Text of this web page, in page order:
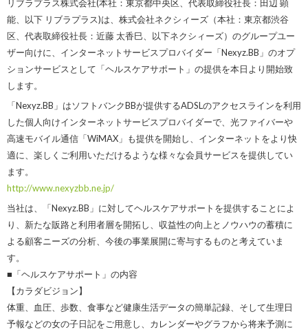
リブラプラス株式会社(本社：東京都中央区、代表取締役社長：田辺 顕
能、以下 リブラプラス)は、株式会社ネクシィーズ（本社：東京都渋谷
区、代表取締役社長：近藤 太香巳、以下ネクシィーズ）のグループユー
ザー向けに、インターネットサービスプロバイダー「Nexyz.BB」のオプ
ションサービスとして「ヘルスケアサポート」の提供を本日より開始致
します。
「Nexyz.BB」はソフトバンクBBが提供するADSLのアクセスラインを利用
した個人向けインターネットサービスプロバイダーで、光ファイバーや
高速モバイル通信「WiMAX」も提供を開始し、インターネットをより快
適に、楽しくご利用いただけるような様々な会員サービスを提供してい
ます。
http://www.nexyzbb.ne.jp/
当社は、「Nexyz.BB」に対してヘルスケアサポートを提供することによ
り、新たな販路と利用者層を開拓し、収益性の向上とノウハウの蓄積に
よる顧客ニーズの分析、今後の事業展開に寄与するものと考えていま
す。
■「ヘルスケアサポート」の内容
【カラダビジョン】
体重、血圧、歩数、食事など健康生活データの簡単記録、そして生理日
予報などの女の子日記をご用意し、カレンダーやグラフから将来予測に